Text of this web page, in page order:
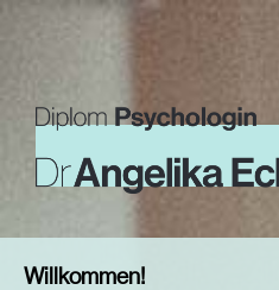
Willkommen!